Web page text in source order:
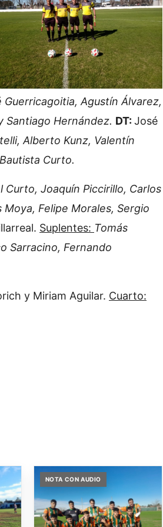
Agustín Álvarez,
Santiago Hernández. DT: José
Alberto Kunz, Valentín
Curto.
Curto, Joaquín Piccirillo, Carlos
Felipe Morales, Sergio
Suplentes: Tomás
Sarracino, Fernando
y Miriam Aguilar. Cuarto:
NOTA CON AUDIO